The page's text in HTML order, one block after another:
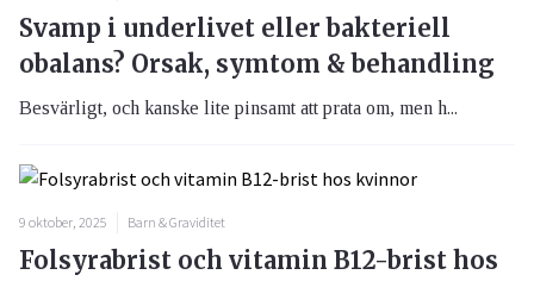
Svamp i underlivet eller bakteriell
obalans? Orsak, symtom & behandling
Besvärligt, och kanske lite pinsamt att prata om, men h...
9 oktober, 2025 Barn & Graviditet
Folsyrabrist och vitamin B12-brist hos